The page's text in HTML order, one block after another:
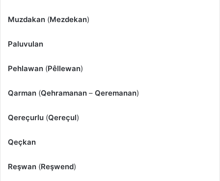
Muzdakan (Mezdekan)
Paluvulan
Pehlawan (Pêllewan)
Qarman (Qehramanan – Qeremanan)
Qereçurlu (Qereçul)
Qeçkan
Reşwan (Reşwend)